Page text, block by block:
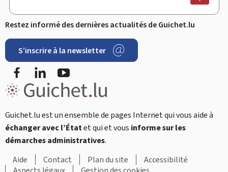
Restez informé des dernières actualités de Guichet.lu
S’inscrire à la newsletter
FacebookLinkedIn
Guichet.lu est un ensemble de pages Internet qui vous aide à
échanger avec l’Étatet qui et vous informe sur les
démarches administratives.
Aide
Contact Plan du site
Accessibilité